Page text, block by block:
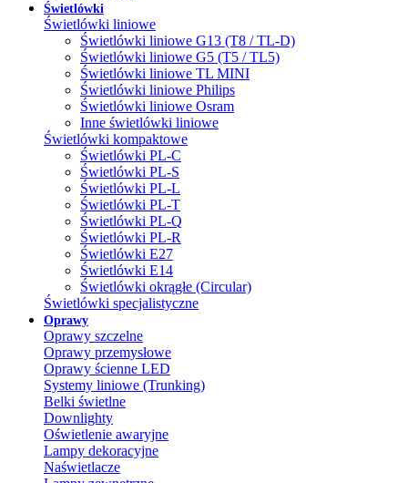
Świetlówki
Świetlówki liniowe
Świetlówki liniowe G13 (T8 / TL-D)
Świetlówki liniowe G5 (T5 / TL5)
Świetlówki liniowe TL MINI
Świetlówki liniowe Philips
Świetlówki liniowe Osram
Inne świetlówki liniowe
Świetlówki kompaktowe
Świetlówki PL-C
Świetlówki PL-S
Świetlówki PL-L
Świetlówki PL-T
Świetlówki PL-Q
Świetlówki PL-R
Świetlówki E27
Świetlówki E14
Świetlówki okrągłe (Circular)
Świetlówki specjalistyczne
Oprawy
Oprawy szczelne
Oprawy przemysłowe
Oprawy ścienne LED
Systemy liniowe (Trunking)
Belki świetlne
Downlighty
Oświetlenie awaryjne
Lampy dekoracyjne
Naświetlacze